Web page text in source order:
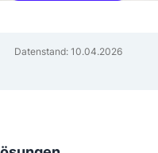
Datenstand: 10.04.2026